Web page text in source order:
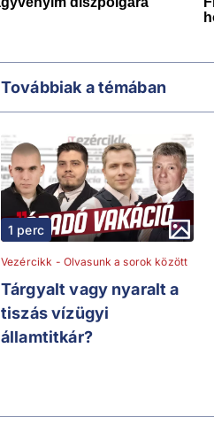
Továbbiak a témában
1 perc
Vezércikk - Olvasunk a sorok között
Tárgyalt vagy nyaralt a
tiszás vízügyi
államtitkár?